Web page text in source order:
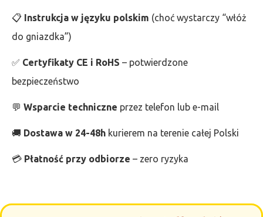
📋 Instrukcja w języku polskim (choć wystarczy “włóż
do gniazdka”)
✅ Certyfikaty CE i RoHS – potwierdzone
bezpieczeństwo
💬 Wsparcie techniczne przez telefon lub e-mail
🚚 Dostawa w 24-48h kurierem na terenie całej Polski
💳 Płatność przy odbiorze – zero ryzyka